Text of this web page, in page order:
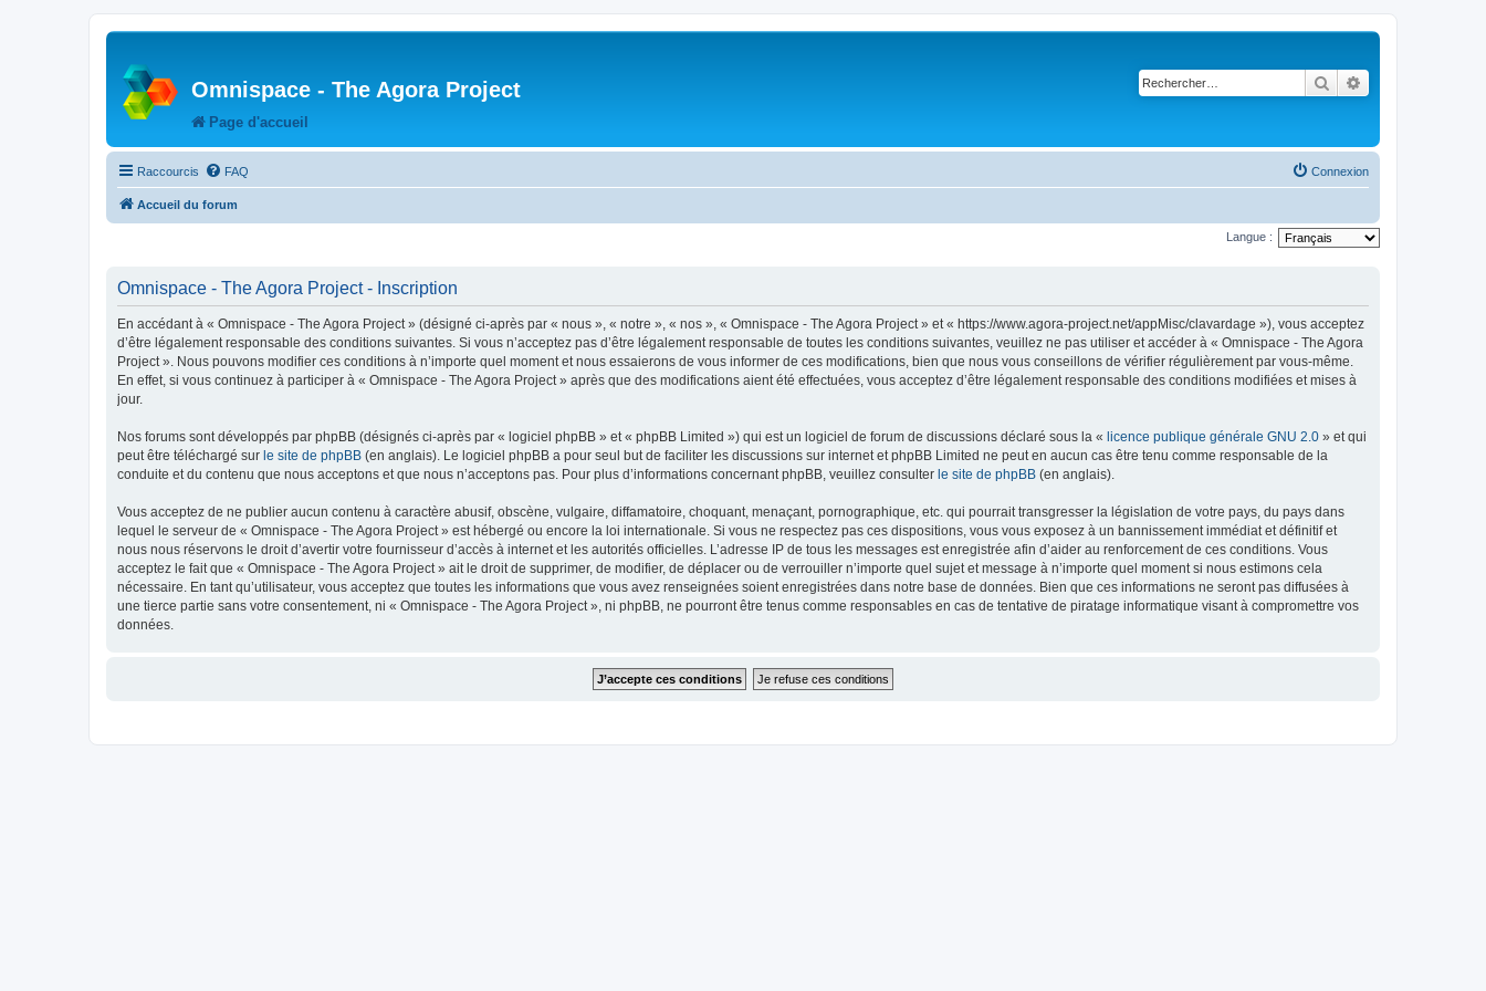
Omnispace - The Agora Project
Page d'accueil
Rechercher
Raccourcis FAQ Connexion
Accueil du forum
Langue :
Omnispace - The Agora Project - Inscription
En accédant à « Omnispace - The Agora Project » (désigné ci-après par « nous », « notre », « nos », « Omnispace - The Agora Project » et « https://www.agora-project.net/appMisc/clavardage »), vous acceptez
d’être légalement responsable des conditions suivantes. Si vous n’acceptez pas d’être légalement responsable de toutes les conditions suivantes, veuillez ne pas utiliser et accéder à « Omnispace - The Agora
Project ». Nous pouvons modifier ces conditions à n’importe quel moment et nous essaierons de vous informer de ces modifications, bien que nous vous conseillons de vérifier régulièrement par vous-même.
En effet, si vous continuez à participer à « Omnispace - The Agora Project » après que des modifications aient été effectuées, vous acceptez d’être légalement responsable des conditions modifiées et mises à
jour.
Nos forums sont développés par phpBB (désignés ci-après par « logiciel phpBB » et « phpBB Limited ») qui est un logiciel de forum de discussions déclaré sous la « licence publique générale GNU 2.0 » et qui
peut être téléchargé sur le site de phpBB (en anglais). Le logiciel phpBB a pour seul but de faciliter les discussions sur internet et phpBB Limited ne peut en aucun cas être tenu comme responsable de la
conduite et du contenu que nous acceptons et que nous n’acceptons pas. Pour plus d’informations concernant phpBB, veuillez consulter le site de phpBB (en anglais).
Vous acceptez de ne publier aucun contenu à caractère abusif, obscène, vulgaire, diffamatoire, choquant, menaçant, pornographique, etc. qui pourrait transgresser la législation de votre pays, du pays dans
lequel le serveur de « Omnispace - The Agora Project » est hébergé ou encore la loi internationale. Si vous ne respectez pas ces dispositions, vous vous exposez à un bannissement immédiat et définitif et
nous nous réservons le droit d’avertir votre fournisseur d’accès à internet et les autorités officielles. L’adresse IP de tous les messages est enregistrée afin d’aider au renforcement de ces conditions. Vous
acceptez le fait que « Omnispace - The Agora Project » ait le droit de supprimer, de modifier, de déplacer ou de verrouiller n’importe quel sujet et message à n’importe quel moment si nous estimons cela
nécessaire. En tant qu’utilisateur, vous acceptez que toutes les informations que vous avez renseignées soient enregistrées dans notre base de données. Bien que ces informations ne seront pas diffusées à
une tierce partie sans votre consentement, ni « Omnispace - The Agora Project », ni phpBB, ne pourront être tenus comme responsables en cas de tentative de piratage informatique visant à compromettre vos
données.